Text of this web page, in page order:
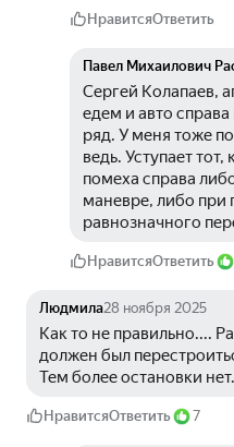
НравитсяОтветить
Павел Михаилович
Сергей Колапаев,
едем и авто
ряд. У меня тоже
ведь. Уступает
помеха справа
маневре, либо при
равнозначного
НравитсяОтветить
Людмила28 ноября 2025
Как то не правильно....
должен был
Тем более остановки
НравитсяОтветить 7